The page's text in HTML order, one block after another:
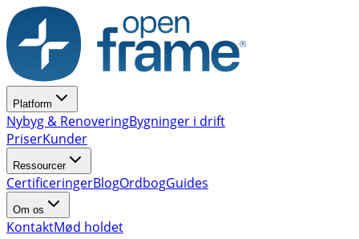
Platform
Nybyg & RenoveringBygninger i drift
PriserKunder
Ressourcer
CertificeringerBlogOrdbogGuides
Om os
KontaktMød holdet